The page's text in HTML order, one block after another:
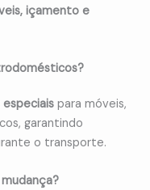
içamento e
para móveis,
garantindo
o transporte.